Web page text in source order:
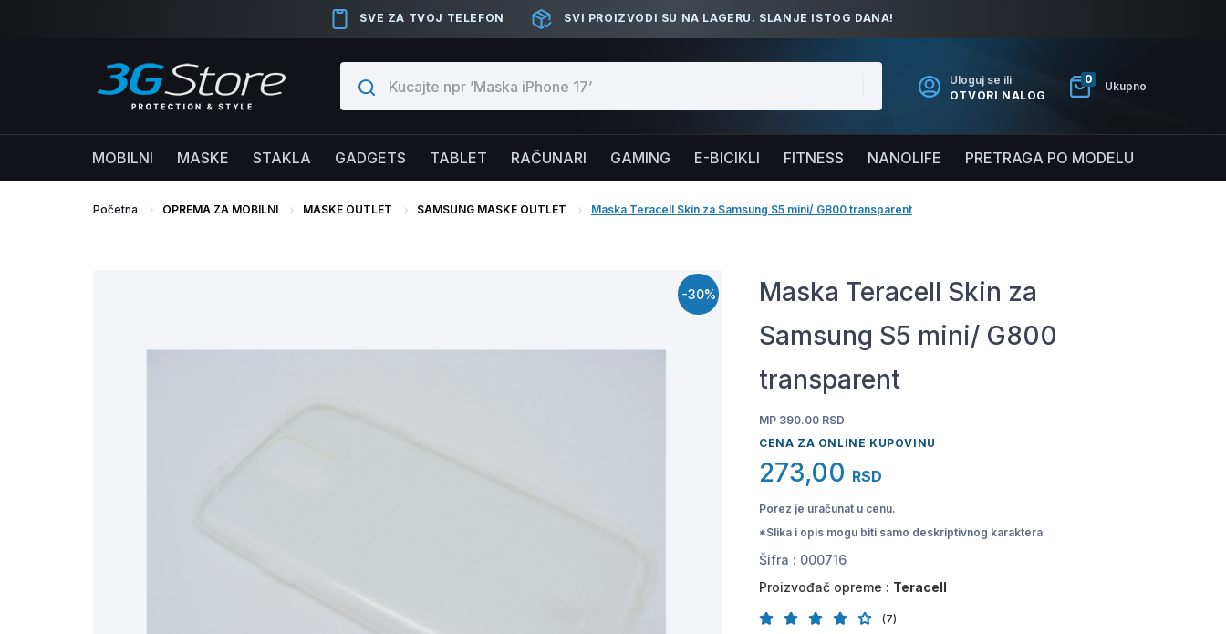
SVE ZA TVOJ TELEFON SVI PROIZVODI SU NA LAGERU. SLANJE ISTOG DANA!
Uloguj se ili
OTVORI NALOG
0
Ukupno
MOBILNI MASKE STAKLA GADGETS TABLET RAČUNARI GAMING E-BICIKLI FITNESS NANOLIFE PRETRAGA PO MODELU
Početna OPREMA ZA MOBILNI MASKE OUTLET SAMSUNG MASKE OUTLET Maska Teracell Skin za Samsung S5 mini/ G800 transparent
-30%
Maska Teracell Skin za
Samsung S5 mini/ G800
transparent
MP 390.00 RSD
CENA ZA ONLINE KUPOVINU
273,00 RSD
Porez je uračunat u cenu.
*Slika i opis mogu biti samo deskriptivnog karaktera
Šifra : 000716
Proizvođač opreme : Teracell
(7)